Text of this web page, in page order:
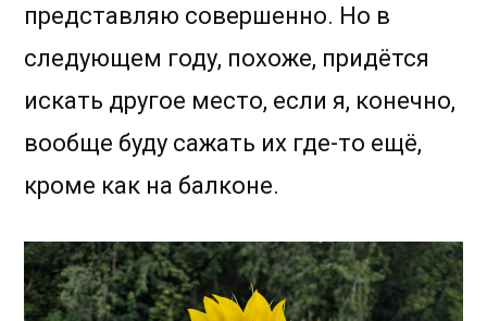
представляю совершенно. Но в
следующем году, похоже, придётся
искать другое место, если я, конечно,
вообще буду сажать их где-то ещё,
кроме как на балконе.